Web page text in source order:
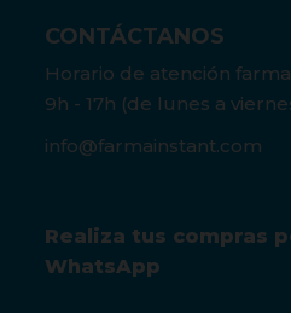
CONTÁCTANOS
Horario de atención
9h - 17h (de lunes a
info@farmainstant.com
Realiza tus compras
WhatsApp